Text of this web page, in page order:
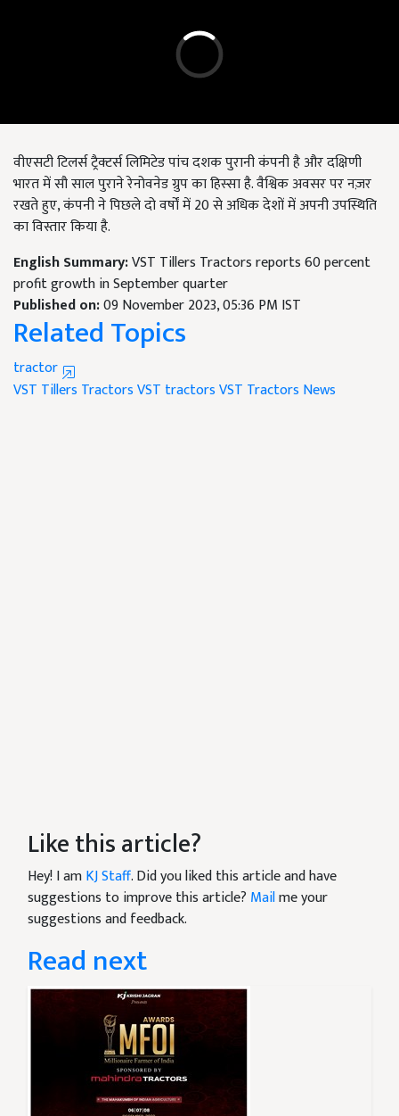
वीएसटी टिलर्स ट्रैक्टर्स लिमिटेड पांच दशक पुरानी कंपनी है और दक्षिणी
भारत में सौ साल पुराने रेनोवनेड ग्रुप का हिस्सा है. वैश्विक अवसर पर नज़र
रखते हुए, कंपनी ने पिछले दो वर्षों में 20 से अधिक देशों में अपनी उपस्थिति
का विस्तार किया है.
English Summary:VST Tillers Tractors reports 60 percent
profit growth in September quarter
Published on:09 November 2023, 05:36 PM IST
Related Topics
tractor
VST Tillers TractorsVST tractorsVST Tractors News
Like this article?
Hey! I amKJ Staff. Did you liked this article and have
suggestions to improve this article? Mailme your
suggestions and feedback.
Read next